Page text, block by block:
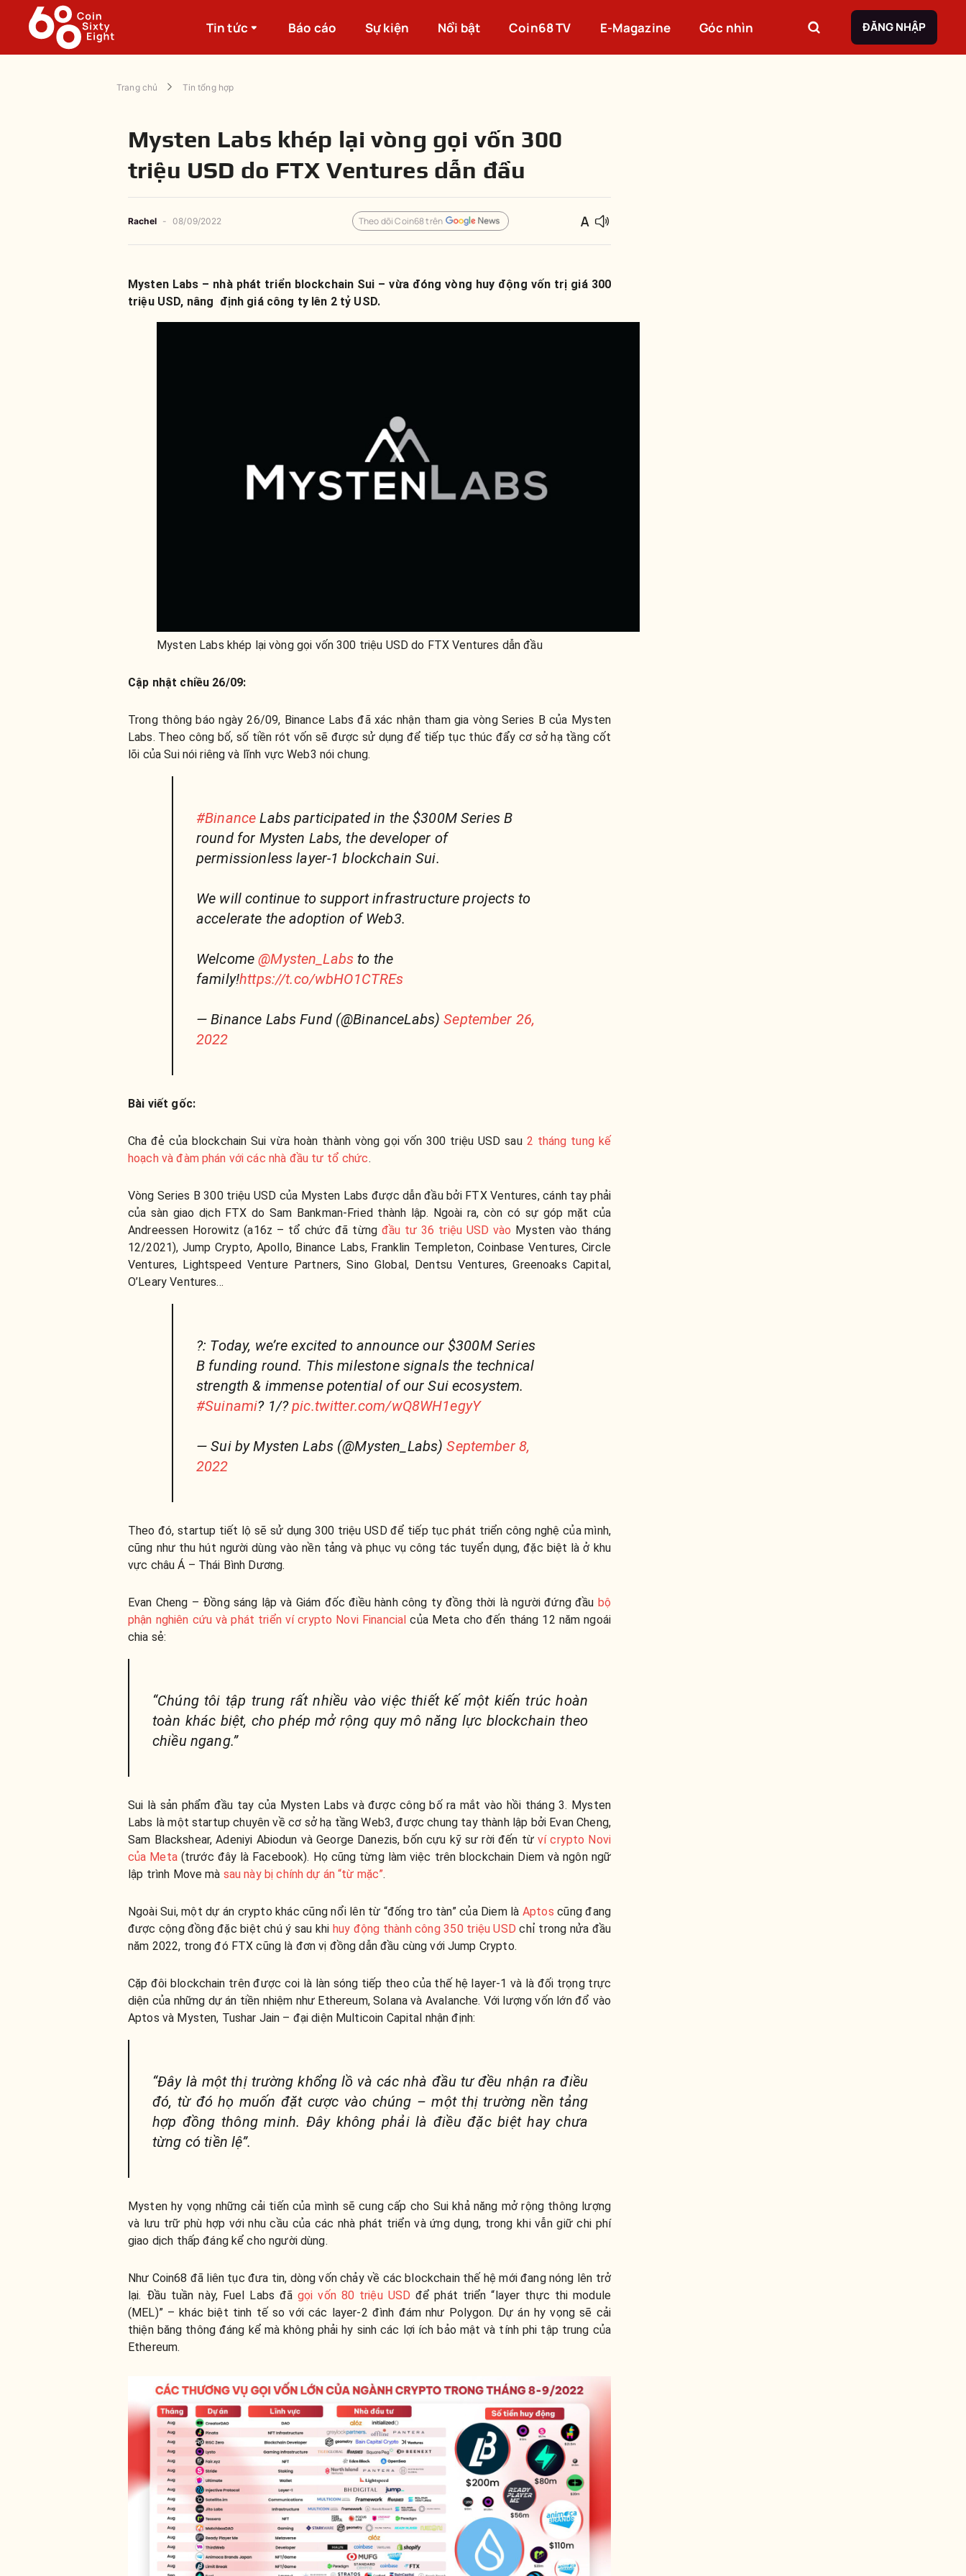
Tin tức Báo cáo Sự kiện Nổi bật Coin68 TV E-Magazine Góc nhìn ĐĂNG NHẬP
Trang chủ Tin tổng hợp
Mysten Labs khép lại vòng gọi vốn 300
triệu USD do FTX Ventures dẫn đầu
Rachel - 08/09/2022 Theo dõi Coin68 trên
Mysten Labs – nhà phát triển blockchain Sui – vừa đóng vòng huy động vốn trị giá 300
triệu USD, nâng định giá công ty lên 2 tỷ USD.
Mysten Labs khép lại vòng gọi vốn 300 triệu USD do FTX Ventures dẫn đầu
Cập nhật chiều 26/09:
Trong thông báo ngày 26/09, Binance Labs đã xác nhận tham gia vòng Series B của Mysten
Labs. Theo công bố, số tiền rót vốn sẽ được sử dụng để tiếp tục thúc đẩy cơ sở hạ tầng cốt
lõi của Sui nói riêng và lĩnh vực Web3 nói chung.
#Binance Labs participated in the $300M Series B
round for Mysten Labs, the developer of
permissionless layer-1 blockchain Sui.
We will continue to support infrastructure projects to
accelerate the adoption of Web3.
Welcome@Mysten_Labs to the
family!https://t.co/wbHO1CTREs
— Binance Labs Fund (@BinanceLabs)September 26,
2022
Bài viết gốc:
Cha đẻ của blockchain Sui vừa hoàn thành vòng gọi vốn 300 triệu USD sau 2 tháng tung kế
hoạch và đàm phán với các nhà đầu tư tổ chức.
Vòng Series B 300 triệu USD của Mysten Labs được dẫn đầu bởi FTX Ventures, cánh tay phải
của sàn giao dịch FTX do Sam Bankman-Fried thành lập. Ngoài ra, còn có sự góp mặt của
Andreessen Horowitz (a16z – tổ chức đã từng đầu tư 36 triệu USD vào Mysten vào tháng
12/2021), Jump Crypto, Apollo, Binance Labs, Franklin Templeton, Coinbase Ventures, Circle
Ventures, Lightspeed Venture Partners, Sino Global, Dentsu Ventures, Greenoaks Capital,
O’Leary Ventures…
?: Today, we’re excited to announce our $300M Series
B funding round. This milestone signals the technical
strength & immense potential of our Sui ecosystem.
#Suinami? 1/?pic.twitter.com/wQ8WH1egyY
— Sui by Mysten Labs (@Mysten_Labs)September 8,
2022
Theo đó, startup tiết lộ sẽ sử dụng 300 triệu USD để tiếp tục phát triển công nghệ của mình,
cũng như thu hút người dùng vào nền tảng và phục vụ công tác tuyển dụng, đặc biệt là ở khu
vực châu Á – Thái Bình Dương.
Evan Cheng – Đồng sáng lập và Giám đốc điều hành công ty đồng thời là người đứng đầu bộ
phận nghiên cứu và phát triển ví crypto Novi Financial của Meta cho đến tháng 12 năm ngoái
chia sẻ:
“Chúng tôi tập trung rất nhiều vào việc thiết kế một kiến trúc hoàn
toàn khác biệt, cho phép mở rộng quy mô năng lực blockchain theo
chiều ngang.”
Sui là sản phẩm đầu tay của Mysten Labs và được công bố ra mắt vào hồi tháng 3. Mysten
Labs là một startup chuyên về cơ sở hạ tầng Web3, được chung tay thành lập bởi Evan Cheng,
Sam Blackshear, Adeniyi Abiodun và George Danezis, bốn cựu kỹ sư rời đến từ ví crypto Novi
của Meta(trước đây là Facebook). Họ cũng từng làm việc trên blockchain Diem và ngôn ngữ
lập trình Move mà sau này bị chính dự án “từ mặc”.
Ngoài Sui, một dự án crypto khác cũng nổi lên từ “đống tro tàn” của Diem làAptos cũng đang
được cộng đồng đặc biệt chú ý sau khi huy động thành công 350 triệu USD chỉ trong nửa đầu
năm 2022, trong đó FTX cũng là đơn vị đồng dẫn đầu cùng vớiJump Crypto.
Cặp đôi blockchain trên được coi là làn sóng tiếp theo của thế hệ layer-1 và là đối trọng trực
diện của những dự án tiền nhiệm như Ethereum, Solana và Avalanche. Với lượng vốn lớn đổ vào
Aptos và Mysten, Tushar Jain – đại diện Multicoin Capital nhận định:
“Đây là một thị trường khổng lồ và các nhà đầu tư đều nhận ra điều
đó, từ đó họ muốn đặt cược vào chúng – một thị trường nền tảng
hợp đồng thông minh. Đây không phải là điều đặc biệt hay chưa
từng có tiền lệ”.
Mysten hy vọng những cải tiến của mình sẽ cung cấp cho Sui khả năng mở rộng thông lượng
và lưu trữ phù hợp với nhu cầu của các nhà phát triển và ứng dụng, trong khi vẫn giữ chi phí
giao dịch thấp đáng kể cho người dùng.
Như Coin68 đã liên tục đưa tin, dòng vốn chảy về các blockchain thế hệ mới đang nóng lên trở
lại. Đầu tuần này, Fuel Labs đã gọi vốn 80 triệu USD để phát triển “layer thực thi module
(MEL)” – khác biệt tinh tế so với các layer-2 đình đám như Polygon. Dự án hy vọng sẽ cải
thiện băng thông đáng kể mà không phải hy sinh các lợi ích bảo mật và tính phi tập trung của
Ethereum.